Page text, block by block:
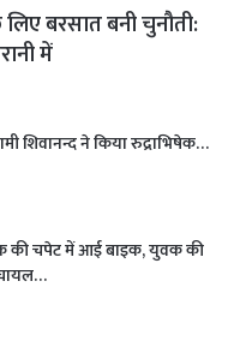
बरसात बनी चुनौती:
में
शिवानन्द ने किया रुद्राभिषेक…
की चपेट में आई बाइक, युवक की